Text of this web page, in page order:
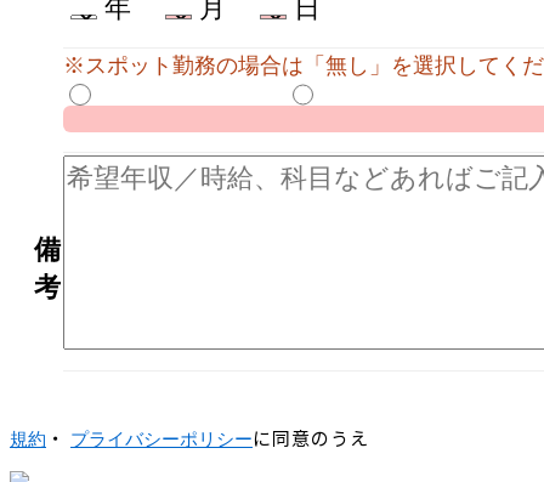
年 月 日
※スポット勤務の場合は「無し」を選択してく
備
考
規約 ・ プライバシーポリシーに同意のうえ